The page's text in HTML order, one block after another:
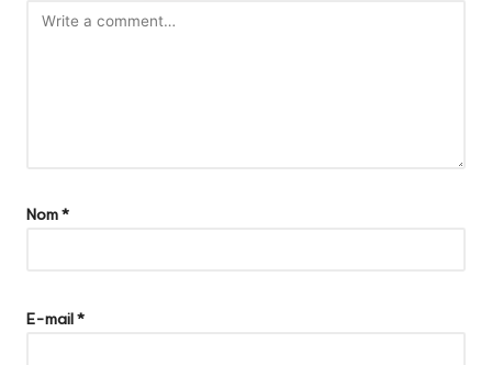
Nom*
E-mail*